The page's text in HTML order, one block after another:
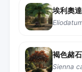
埃利奧
褐色赭石